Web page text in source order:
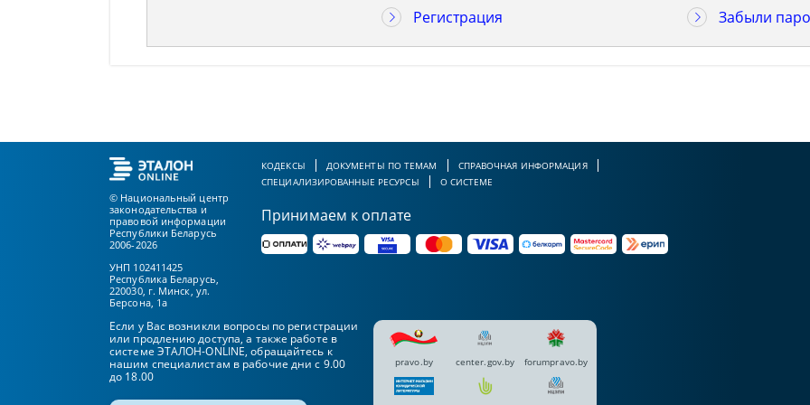
Регистрация Забыли
© Национальный центр
законодательства и
правовой информации
Республики Беларусь
2006-2026
УНП 102411425
Республика Беларусь,
220030, г. Минск, ул.
Берсона, 1а
КОДЕКСЫ ДОКУМЕНТЫ ПО ТЕМАМ
СПРАВОЧНАЯ ИНФОРМАЦИЯ
СПЕЦИАЛИЗИРОВАННЫЕ РЕСУРСЫ
О СИСТЕМЕ
Принимаем к оплате
Если у Вас возникли вопросы по регистрации
или продлению доступа, а также работе в
системе ЭТАЛОН-ONLINE, обращайтесь к
нашим специалистам в рабочие дни с 9.00
до 18.00
pravo.by center.gov.by forumpravo.by